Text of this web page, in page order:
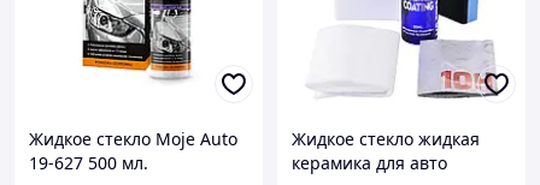
Жидкое стекло Moje Auto
19-627 500 мл.
Жидкое стекло жидкая
керамика для авто